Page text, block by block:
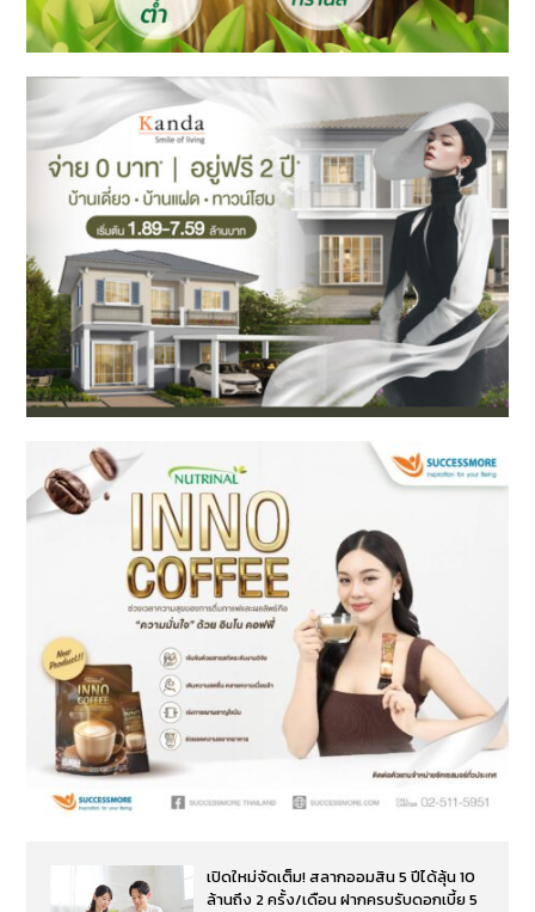
เปิดใหม่จัดเต็ม! สลากออมสิน 5 ปีได้ลุ้น 10
ล้านถึง 2 ครั้ง/เดือน ฝากครบรับดอกเบี้ย 5